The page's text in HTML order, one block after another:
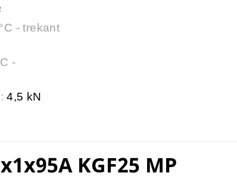
- trekant
-
4,5 kN
KGF25 MP